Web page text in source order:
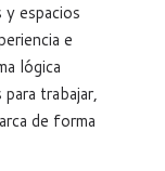
y espacios
e
lógica
trabajar,
de forma